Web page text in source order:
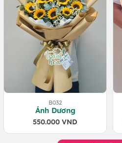
B032
Ánh Dương
550.000 VND